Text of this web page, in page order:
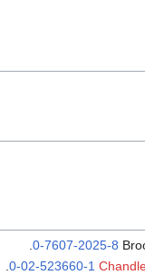
0-7607-2025-8
0-02-523660-1